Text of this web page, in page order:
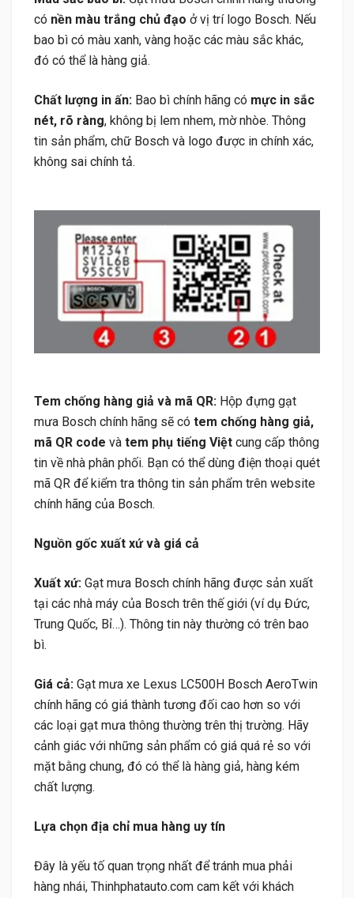
có nền màu trắng chủ đạo ở vị trí logo Bosch. Nếu
bao bì có màu xanh, vàng hoặc các màu sắc khác,
đó có thể là hàng giả.
Chất lượng in ấn: Bao bì chính hãng có mực in sắc
nét, rõ ràng, không bị lem nhem, mờ nhòe. Thông
tin sản phẩm, chữ Bosch và logo được in chính xác,
không sai chính tả.
Tem chống hàng giả và mã QR: Hộp đựng gạt
mưa Bosch chính hãng sẽ có tem chống hàng giả,
mã QR code và tem phụ tiếng Việt cung cấp thông
tin về nhà phân phối. Bạn có thể dùng điện thoại quét
mã QR để kiểm tra thông tin sản phẩm trên website
chính hãng của Bosch.
Nguồn gốc xuất xứ và giá cả
Xuất xứ: Gạt mưa Bosch chính hãng được sản xuất
tại các nhà máy của Bosch trên thế giới (ví dụ Đức,
Trung Quốc, Bỉ…). Thông tin này thường có trên bao
bì.
Giá cả: Gạt mưa xe Lexus LC500H Bosch AeroTwin
chính hãng có giá thành tương đối cao hơn so với
các loại gạt mưa thông thường trên thị trường. Hãy
cảnh giác với những sản phẩm có giá quá rẻ so với
mặt bằng chung, đó có thể là hàng giả, hàng kém
chất lượng.
Lựa chọn địa chỉ mua hàng uy tín
Đây là yếu tố quan trọng nhất để tránh mua phải
hàng nhái, Thinhphatauto.com cam kết với khách